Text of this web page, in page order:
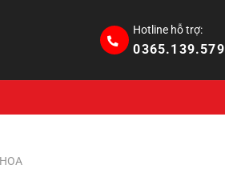
Hotline hỗ trợ:
0365.139.579